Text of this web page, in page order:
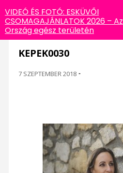
KEPEK0030
7 SZEPTEMBER 2018 -
VIDEÓ ÉS FOTÓ: ESKÜVŐI
CSOMAGAJÁNLATOK 2026 – Az
Ország egész területén